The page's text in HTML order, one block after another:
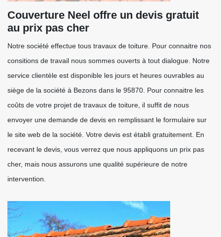
Couverture Neel offre un devis gratuit
au prix pas cher
Notre société effectue tous travaux de toiture. Pour connaitre nos
consitions de travail nous sommes ouverts à tout dialogue. Notre
service clientèle est disponible les jours et heures ouvrables au
siège de la société à Bezons dans le 95870. Pour connaitre les
coûts de votre projet de travaux de toiture, il suffit de nous
envoyer une demande de devis en remplissant le formulaire sur
le site web de la société. Votre devis est établi gratuitement. En
recevant le devis, vous verrez que nous appliquons un prix pas
cher, mais nous assurons une qualité supérieure de notre
intervention.